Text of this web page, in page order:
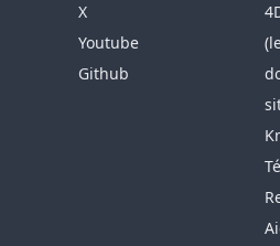
X
Youtube
Github